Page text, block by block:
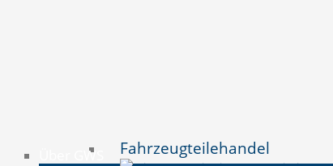
Fahrzeugteilehandel
Über GWS